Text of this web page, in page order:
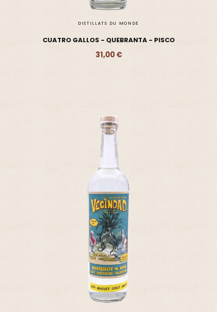
DISTILLATS DU MONDE
CUATRO GALLOS - QUEBRANTA - PISCO
31,00 €
Ajouter - 31,00 €